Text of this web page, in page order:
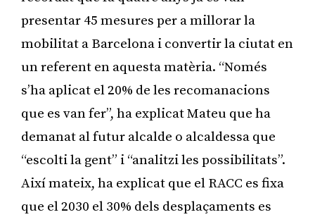
presentar 45 mesures per a millorar la
mobilitat a Barcelona i convertir la ciutat en
un referent en aquesta matèria. “Només
s’ha aplicat el 20% de les recomanacions
que es van fer”, ha explicat Mateu que ha
demanat al futur alcalde o alcaldessa que
“escolti la gent” i “analitzi les possibilitats”.
Així mateix, ha explicat que el RACC es fixa
que el 2030 el 30% dels desplaçaments es